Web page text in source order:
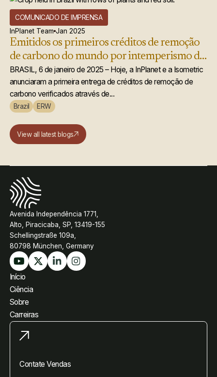
COMUNICADO DE IMPRENSA
InPlanet Team Jan 2025
Emitidos os primeiros créditos de remoção
de carbono do mundo por intemperismo de
rochas aprimorado
BRASIL, 6 de janeiro de 2025 – Hoje, a InPlanet e a Isometric
anunciaram a primeira entrega de créditos de remoção de
carbono verificados através de...
Brazil ERW
View all latest blogs
Avenida Independência 1771,
Alto, Piracicaba, SP, 13419-155
Schellingstraße 109a,
80798 München, Germany
Início
Ciência
Sobre
Carreiras
Contate Vendas